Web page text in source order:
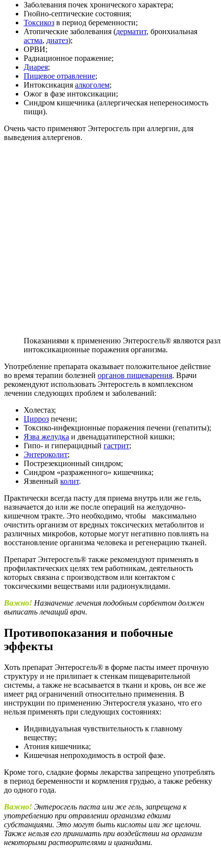
Заболевания почек хронического характера;
Гнойно-септические состояния;
Токсикоз в период беременности;
Атопические заболевания (дерматит, бронхиальная
астма, диатез);
ОРВИ;
Радиационное поражение;
Диарея;
Пищевое отравление;
Интоксикация алкоголем;
Ожог в фазе интоксикации;
Синдром кишечника (аллергическая непереносимость
пищи).
Очень часто применяют Энтеросгель при аллергии, для
выведения аллергенов.
Показаниями к применению Энтеросгель® являются
интоксикационные поражения организма.
Употребление препарата оказывает положительное действие
во время терапии болезней органов пищеварения. Врачи
рекомендуют использовать Энтеросгель в комплексном
лечении следующих проблем и заболеваний:
Холестаз;
Цирроз печени;
Токсико-инфекционные поражения печени (гепатиты);
Язва желудка и двенадцатиперстной кишки;
Гипо- и гиперацидный гастрит;
Энтероколит;
Пострезекционный синдром;
Синдром «разраженного» кишечника;
Язвенный колит.
Практически всегда пасту для приема внутрь или же гель,
назначается до или же после операций на желудочно-
кишечном тракте. Это необходимо, чтобы максимально
очистить организм от вредных токсических метаболитов и
различных микробов, которые могут негативно повлиять на
восстановление организма человека и регенерацию тканей.
Препарат Энтеросгель® также рекомендуют применять в
профилактических целях тем работникам, деятельность
которых связана с производством или контактом с
токсическими веществами или радионуклидами.
Важно! Назначение лечения подобным сорбентом должен
выписать лечащий врач.
Противопоказания и побочные
эффекты
Хоть препарат Энтеросгель® в форме пасты имеет прочную
структуру и не прилипает к стенкам пищеварительной
системы, а также не всасывается в ткани и кровь, он все же
имеет ряд ограничений относительно применения. В
инструкции по применению Энтеросгеля указано, что его
нельзя применять при следующих состояниях:
Индивидуальная чувствительность к главному
веществу;
Атония кишечника;
Кишечная непроходимость в острой фазе.
Кроме того, сладкие формы лекарства запрещено употреблять
в период беременности и кормления грудью, а также ребенку
до одного года.
Важно! Энтеросгель паста или же гель, запрещена к
употреблению при отравлении организма едкими
субстанциями. Это могут быть кислоты или же щелочи.
Также нельзя его принимать при воздействии на организм
некоторыми растворителями и цианидами.